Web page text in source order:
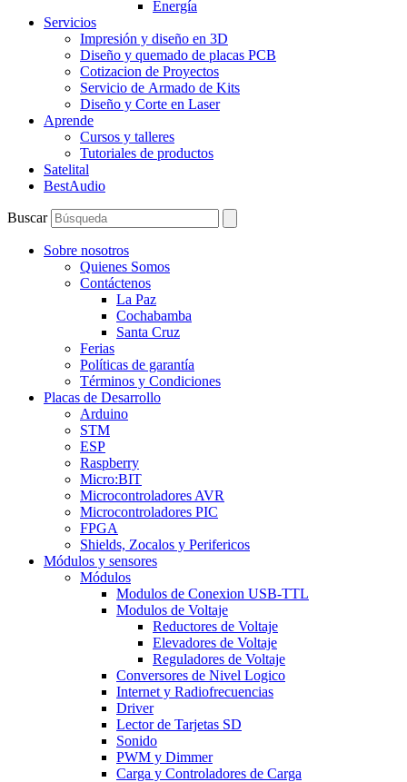
Energía
Servicios
Impresión y diseño en 3D
Diseño y quemado de placas PCB
Cotizacion de Proyectos
Servicio de Armado de Kits
Diseño y Corte en Laser
Aprende
Cursos y talleres
Tutoriales de productos
Satelital
BestAudio
Buscar
Sobre nosotros
Quienes Somos
Contáctenos
La Paz
Cochabamba
Santa Cruz
Ferias
Políticas de garantía
Términos y Condiciones
Placas de Desarrollo
Arduino
STM
ESP
Raspberry
Micro:BIT
Microcontroladores AVR
Microcontroladores PIC
FPGA
Shields, Zocalos y Perifericos
Módulos y sensores
Módulos
Modulos de Conexion USB-TTL
Modulos de Voltaje
Reductores de Voltaje
Elevadores de Voltaje
Reguladores de Voltaje
Conversores de Nivel Logico
Internet y Radiofrecuencias
Driver
Lector de Tarjetas SD
Sonido
PWM y Dimmer
Carga y Controladores de Carga